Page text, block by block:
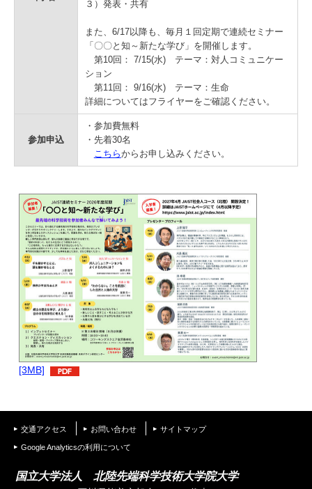
３）発表・共有
また、6/17以降も、毎月１回定期で連続セミナー
「〇〇と知～新たな学び」を開催します。
第10回： 7/15(水) テーマ：対人コミュニケー
ション
第11回： 9/16(水) テーマ：生命
詳細についてはフライヤーをご確認ください。
参加申込
・参加費無料
・先着30名
こちらからお申し込みください。
[3MB]
交通アクセス お問い合わせ サイトマップ
Google Analyticsの利用について
国立大学法人 北陸先端科学技術大学院大学